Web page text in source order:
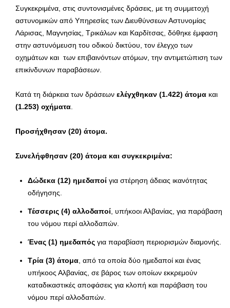
Συγκεκριμένα, στις συντονισμένες δράσεις, με τη συμμετοχή
αστυνομικών από Υπηρεσίες των Διευθύνσεων Αστυνομίας
Λάρισας, Μαγνησίας, Τρικάλων και Καρδίτσας, δόθηκε έμφαση
στην αστυνόμευση του οδικού δικτύου, τον έλεγχο των
οχημάτων και των επιβαινόντων ατόμων, την αντιμετώπιση των
επικίνδυνων παραβάσεων.
Κατά τη διάρκεια των δράσεων ελέγχθηκαν (1.422) άτομα και
(1.253) οχήματα.
Προσήχθησαν (20) άτομα.
Συνελήφθησαν (20) άτομα και συγκεκριμένα:
Δώδεκα (12) ημεδαποί για στέρηση άδειας ικανότητας
οδήγησης.
Τέσσερις (4) αλλοδαποί, υπήκοοι Αλβανίας, για παράβαση
του νόμου περί αλλοδαπών.
Ένας (1) ημεδαπός για παραβίαση περιορισμών διαμονής.
Τρία (3) άτομα, από τα οποία δύο ημεδαποί και ένας
υπήκοος Αλβανίας, σε βάρος των οποίων εκκρεμούν
καταδικαστικές αποφάσεις για κλοπή και παράβαση του
νόμου περί αλλοδαπών.